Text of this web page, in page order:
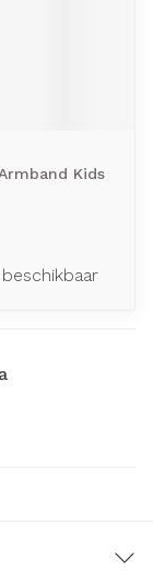
Kids
pagina